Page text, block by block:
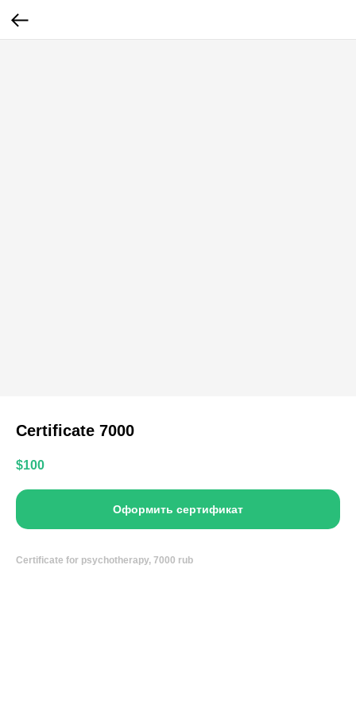
Certificate 7000
$100
Оформить сертификат
Certificate for psychotherapy, 7000 rub